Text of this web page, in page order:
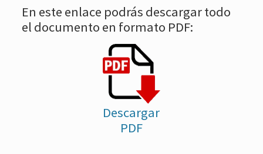
En este enlace podrás descargar todo
el documento en formato PDF:
Descargar
PDF